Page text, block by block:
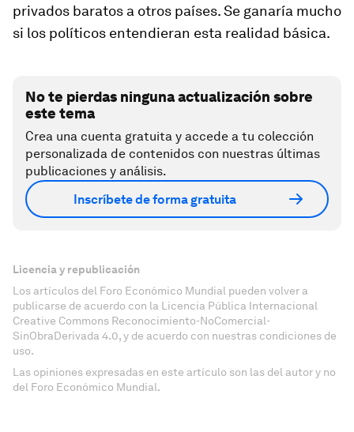
privados baratos a otros países. Se ganaría mucho
si los políticos entendieran esta realidad básica.
No te pierdas ninguna actualización sobre
este tema
Crea una cuenta gratuita y accede a tu colección
personalizada de contenidos con nuestras últimas
publicaciones y análisis.
Inscríbete de forma gratuita
Licencia y republicación
Los artículos del Foro Económico Mundial pueden volver a
publicarse de acuerdo con la Licencia Pública Internacional
Creative Commons Reconocimiento-NoComercial-
SinObraDerivada 4.0, y de acuerdo con nuestras condiciones de
uso.
Las opiniones expresadas en este artículo son las del autor y no
del Foro Económico Mundial.